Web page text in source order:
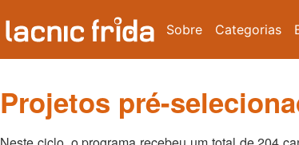
Sobre Categorias
Projetos pré-